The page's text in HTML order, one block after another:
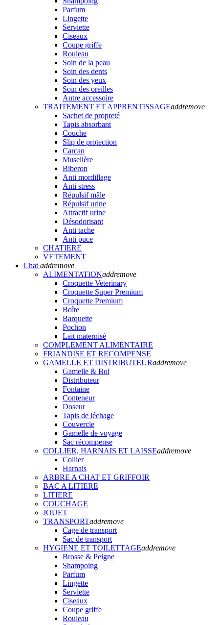
Parfum
Lingette
Serviette
Ciseaux
Coupe griffe
Rouleau
Soin de la peau
Soin des dents
Soin des yeux
Soin des oreilles
Autre accessoire
TRAITEMENT ET APPRENTISSAGEaddremove
Sachet de propreté
Tapis absorbant
Couche
Slip de protection
Carcan
Muselière
Biberon
Anti mordillage
Anti stress
Répulsif mâle
Répulsif urine
Attractif urine
Désodorisant
Anti tache
Anti puce
CHATIERE
VETEMENT
Chat addremove
ALIMENTATIONaddremove
Croquette Veterinary
Croquette Super Premium
Croquette Premium
Boîte
Barquette
Pochon
Lait maternisé
COMPLEMENT ALIMENTAIRE
FRIANDISE ET RECOMPENSE
GAMELLE ET DISTRIBUTEURaddremove
Gamelle & Bol
Distributeur
Fontaine
Conteneur
Doseur
Tapis de léchage
Couvercle
Gamelle de voyage
Sac récompense
COLLIER, HARNAIS ET LAISSEaddremove
Collier
Harnais
ARBRE A CHAT ET GRIFFOIR
BAC A LITIERE
LITIERE
COUCHAGE
JOUET
TRANSPORTaddremove
Cage de transport
Sac de transport
HYGIENE ET TOILETTAGEaddremove
Brosse & Peigne
Shampoing
Parfum
Lingette
Serviette
Ciseaux
Coupe griffe
Rouleau